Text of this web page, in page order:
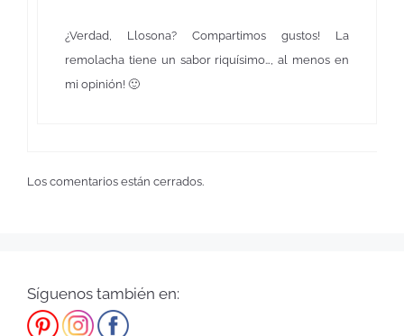
¿Verdad, Llosona? Compartimos gustos! La
remolacha tiene un sabor riquísimo…, al menos en
mi opinión! 🙂
Los comentarios están cerrados.
Síguenos también en: